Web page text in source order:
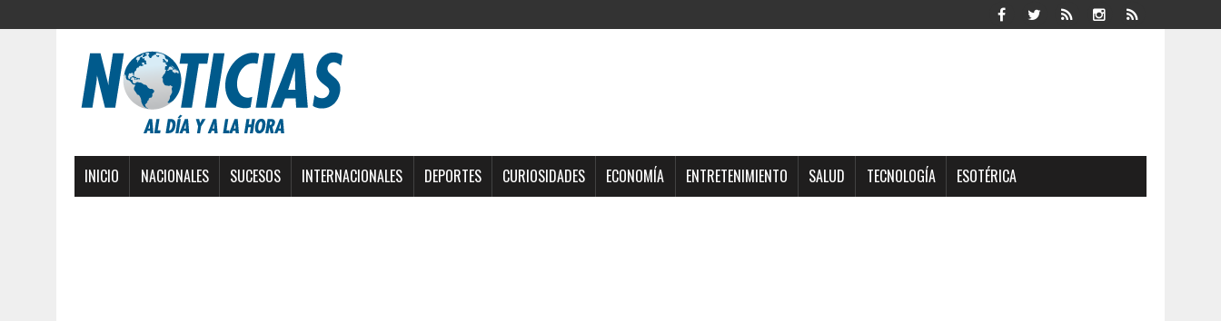
INICIO NACIONALES SUCESOS INTERNACIONALES DEPORTES CURIOSIDADES ECONOMÍA ENTRETENIMIENTO SALUD TECNOLOGÍA ESOTÉRICA